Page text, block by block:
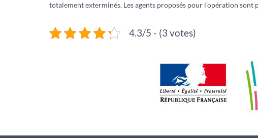
totalement exterminés. Les agents proposés pour l’opération
4.3/5 - (3 votes)